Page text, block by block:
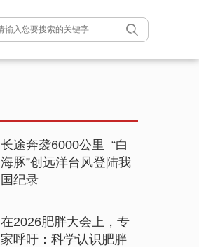
长途奔袭6000公里 “白
海豚”创远洋台风登陆我
国纪录
在2026肥胖大会上，专
家呼吁：科学认识肥胖